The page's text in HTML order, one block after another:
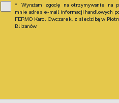
Wyrażam zgodę na otrzymywanie na
mnie adres e-mail informacji handlowych
FERMO Karol Owczarek, z siedzibą w
Blizanów.